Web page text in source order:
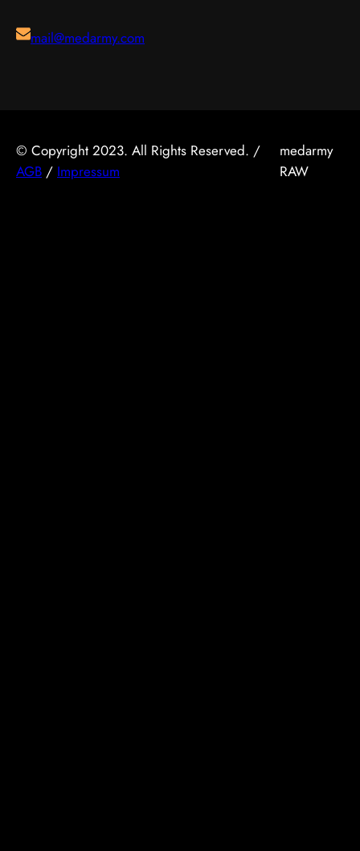
mail@medarmy.com
© Copyright 2023. All Rights Reserved. /
AGB / Impressum
medarmy
RAW